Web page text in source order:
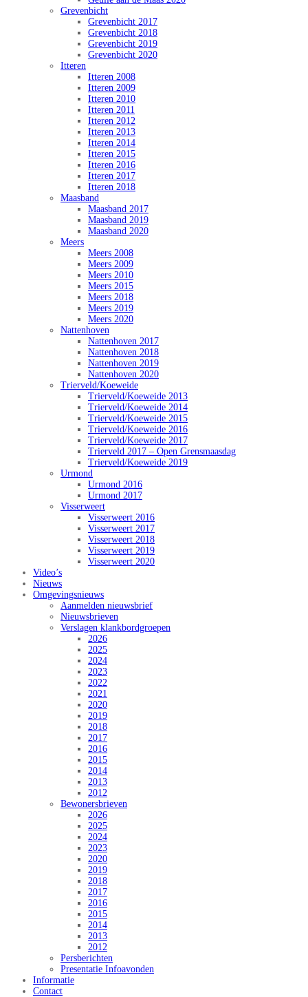
Grevenbicht
Grevenbicht 2017
Grevenbicht 2018
Grevenbicht 2019
Grevenbicht 2020
Itteren
Itteren 2008
Itteren 2009
Itteren 2010
Itteren 2011
Itteren 2012
Itteren 2013
Itteren 2014
Itteren 2015
Itteren 2016
Itteren 2017
Itteren 2018
Maasband
Maasband 2017
Maasband 2019
Maasband 2020
Meers
Meers 2008
Meers 2009
Meers 2010
Meers 2015
Meers 2018
Meers 2019
Meers 2020
Nattenhoven
Nattenhoven 2017
Nattenhoven 2018
Nattenhoven 2019
Nattenhoven 2020
Trierveld/Koeweide
Trierveld/Koeweide 2013
Trierveld/Koeweide 2014
Trierveld/Koeweide 2015
Trierveld/Koeweide 2016
Trierveld/Koeweide 2017
Trierveld 2017 – Open Grensmaasdag
Trierveld/Koeweide 2019
Urmond
Urmond 2016
Urmond 2017
Visserweert
Visserweert 2016
Visserweert 2017
Visserweert 2018
Visserweert 2019
Visserweert 2020
Video’s
Nieuws
Omgevingsnieuws
Aanmelden nieuwsbrief
Nieuwsbrieven
Verslagen klankbordgroepen
2026
2025
2024
2023
2022
2021
2020
2019
2018
2017
2016
2015
2014
2013
2012
Bewonersbrieven
2026
2025
2024
2023
2020
2019
2018
2017
2016
2015
2014
2013
2012
Persberichten
Presentatie Infoavonden
Informatie
Contact